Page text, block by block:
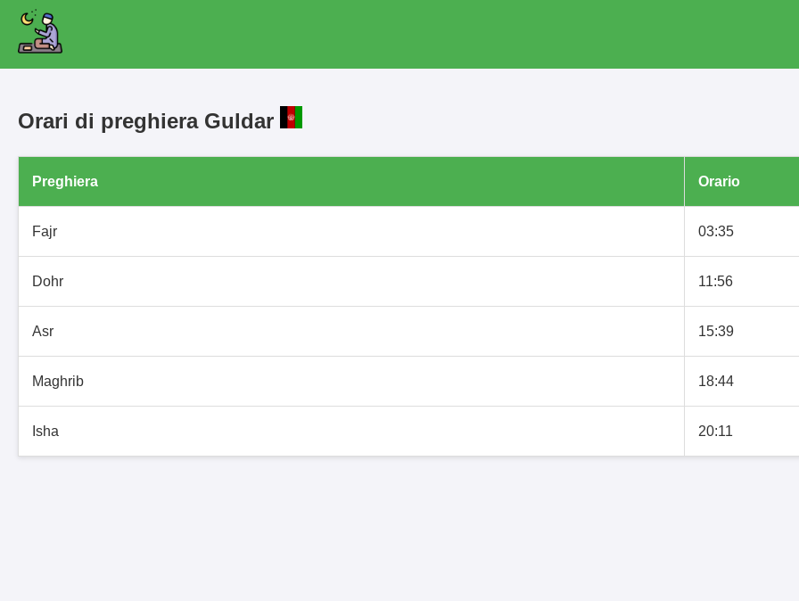
Orari di preghiera Guldar
Preghiera Orario
Fajr 03:35
Dohr 11:56
Asr 15:39
Maghrib 18:44
Isha 20:11